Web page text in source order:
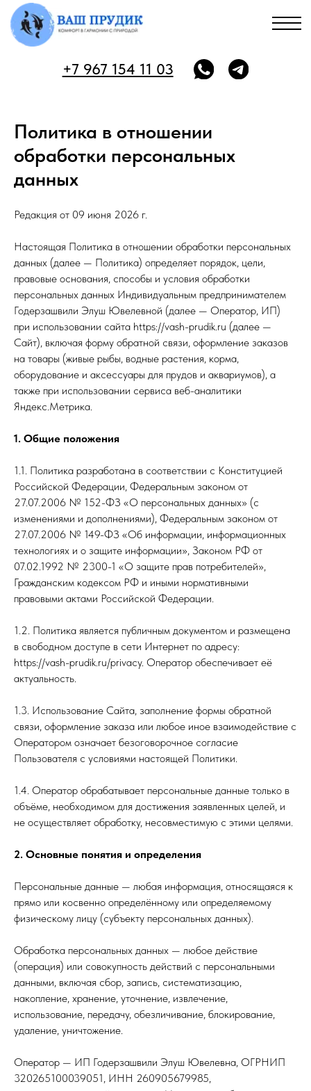
Политика в отношении
обработки персональных
данных
Редакция от 09 июня 2026 г.
Настоящая Политика в отношении обработки персональных
данных (далее — Политика) определяет порядок, цели,
правовые основания, способы и условия обработки
персональных данных Индивидуальным предпринимателем
Годерзашвили Элуш Ювелевной (далее — Оператор, ИП)
при использовании сайта https://vash-prudik.ru (далее —
Сайт), включая форму обратной связи, оформление заказов
на товары (живые рыбы, водные растения, корма,
оборудование и аксессуары для прудов и аквариумов), а
также при использовании сервиса веб-аналитики
Яндекс.Метрика.
1. Общие положения
1.1. Политика разработана в соответствии с Конституцией
Российской Федерации, Федеральным законом от
27.07.2006 № 152-ФЗ «О персональных данных» (с
изменениями и дополнениями), Федеральным законом от
27.07.2006 № 149-ФЗ «Об информации, информационных
технологиях и о защите информации», Законом РФ от
07.02.1992 № 2300-1 «О защите прав потребителей»,
Гражданским кодексом РФ и иными нормативными
правовыми актами Российской Федерации.
1.2. Политика является публичным документом и размещена
в свободном доступе в сети Интернет по адресу:
https://vash-prudik.ru/privacy. Оператор обеспечивает её
актуальность.
1.3. Использование Сайта, заполнение формы обратной
связи, оформление заказа или любое иное взаимодействие с
Оператором означает безоговорочное согласие
Пользователя с условиями настоящей Политики.
1.4. Оператор обрабатывает персональные данные только в
объёме, необходимом для достижения заявленных целей, и
не осуществляет обработку, несовместимую с этими целями.
2. Основные понятия и определения
Персональные данные — любая информация, относящаяся к
прямо или косвенно определённому или определяемому
физическому лицу (субъекту персональных данных).
Обработка персональных данных — любое действие
(операция) или совокупность действий с персональными
данными, включая сбор, запись, систематизацию,
накопление, хранение, уточнение, извлечение,
использование, передачу, обезличивание, блокирование,
удаление, уничтожение.
Оператор — ИП Годерзашвили Элуш Ювелевна, ОГРНИП
320265100039051, ИНН 260905679985,